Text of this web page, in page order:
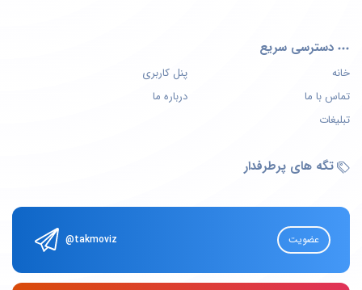
دسترسی سریع
خانه
پنل کاربری
تماس با ما
درباره ما
تبلیغات
تگه های پرطرفدار
@takmoviz عضویت